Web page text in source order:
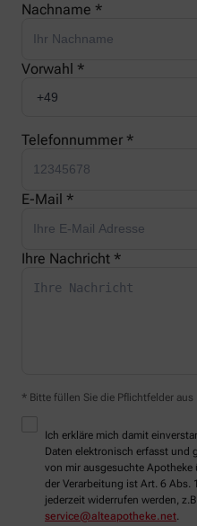
Nachname *
Vorwahl *
Telefonnummer *
E-Mail *
Ihre Nachricht *
* Bitte füllen Sie die Pflichtfelder aus
Ich erkläre mich damit
Daten elektronisch erfasst und
von mir ausgesuchte Apotheke
der Verarbeitung ist Art. 6 Abs.
jederzeit widerrufen werden,
service@alteapotheke.net.